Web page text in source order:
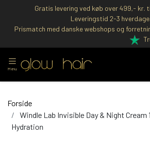
Gratis levering ved køb over 499,- kr.
Leveringstid 2-3 hverdage.
Prismatch med danske webshops og
Menu
Forside
Windle Lab Invisible Day & Night Cream
Hydration